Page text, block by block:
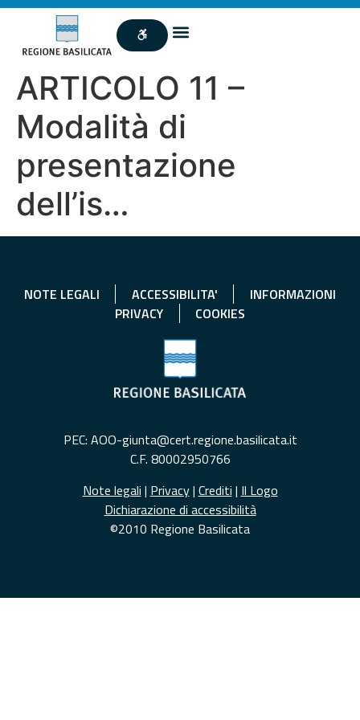
ARTICOLO 11 –
Modalità di
presentazione
dell’is…
NOTE LEGALI ACCESSIBILITA'
INFORMAZIONI
PRIVACY
COOKIES
PEC: AOO-giunta@cert.regione.basilicata.it
C.F. 80002950766
Note legali | Privacy| Crediti | Il Logo
Dichiarazione di accessibilità
©2010 Regione Basilicata